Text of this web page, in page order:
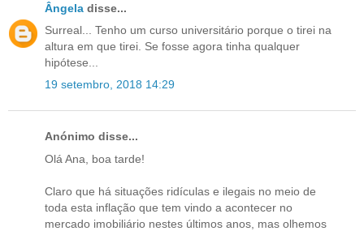
Ângela disse...
Surreal... Tenho um curso universitário porque o tirei na
altura em que tirei. Se fosse agora tinha qualquer
hipótese...
19 setembro, 2018 14:29
Anónimo disse...
Olá Ana, boa tarde!
Claro que há situações ridículas e ilegais no meio de
toda esta inflação que tem vindo a acontecer no
mercado imobiliário nestes últimos anos, mas olhemos